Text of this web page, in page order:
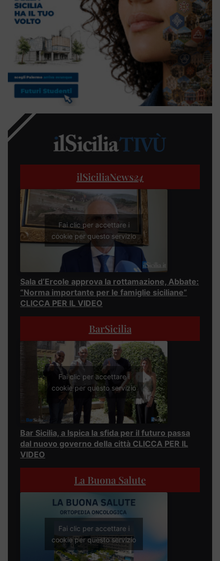
ilSiciliaNews24
Fai clic per accettare i
cookie per questo servizio
Sala d’Ercole approva la rottamazione, Abbate:
“Norma importante per le famiglie siciliane”
CLICCA PER IL VIDEO
BarSicilia
Fai clic per accettare i
cookie per questo servizio
Bar Sicilia, a Ispica la sfida per il futuro passa
dal nuovo governo della città CLICCA PER IL
VIDEO
La Buona Salute
Fai clic per accettare i
cookie per questo servizio